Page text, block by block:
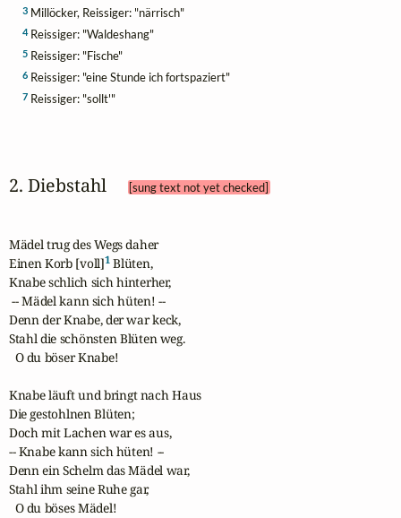
3Millöcker, Reissiger: "närrisch"
4Reissiger: "Waldeshang"
5Reissiger: "Fische"
6Reissiger: "eine Stunde ich fortspaziert"
7Reissiger: "sollt'"
2. Diebstahl [sung text not yet checked]
Mädel trug des Wegs daher
Einen Korb [voll]1 Blüten,
Knabe schlich sich hinterher,
-- Mädel kann sich hüten! --
Denn der Knabe, der war keck,
Stahl die schönsten Blüten weg.
  O du böser Knabe!
Knabe läuft und bringt nach Haus
Die gestohlnen Blüten;
Doch mit Lachen war es aus,
-- Knabe kann sich hüten! --
Denn ein Schelm das Mädel war,
Stahl ihm seine Ruhe gar,
  O du böses Mädel!